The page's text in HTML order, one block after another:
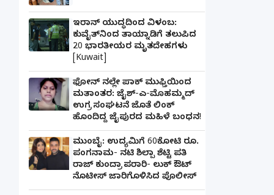
ಇರಾನ್ ಯುದ್ಧದಿಂದ ವಿಳಂಬ:
ಕುವೈತ್‌ನಿಂದ ತಾಯ್ನಾಡಿಗೆ ತಲುಪಿದ
20 ಭಾರತೀಯರ ಮೃತದೇಹಗಳು
[Kuwait]
ಫೋನ್ ನಲ್ಲೇ ಪಾಕ್ ಮುಫ್ತಿಯಿಂದ
ಮತಾಂತರ: ಜೈಶ್-ಎ-ಮೊಹಮ್ಮದ್
ಉಗ್ರ ಸಂಘಟನೆ ಜೊತೆ ಲಿಂಕ್
ಹೊಂದಿದ್ದ ಜೈಪುರದ ಮಹಿಳೆ ಬಂಧನ!
ಮುಂಬೈ: ಉದ್ಯಮಿಗೆ 60ಕೋಟಿ ರೂ.
ಪಂಗನಾಮ- ನಟಿ ಶಿಲ್ಪಾ ಶೆಟ್ಟಿ ಪತಿ
ರಾಜ್ ಕುಂದ್ರಾ ಪರಾರಿ- ಲುಕ್ ಔಟ್
ನೊಟೀಸ್ ಜಾರಿಗೊಳಿಸಿದ ಪೊಲೀಸ್